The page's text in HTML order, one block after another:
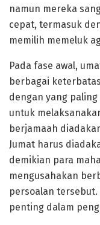
namun mereka
cepat, termasuk
memilih memeluk
Pada fase awal,
berbagai
dengan yang
untuk
berjamaah
Jumat harus
demikian para
mengusahakan
persoalan
penting dalam